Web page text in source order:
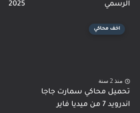
الرسمي
2025
اخف محاكي
منذ 2 سنة
تحميل محاكي سمارت جاجا
اندرويد 7 من ميديا فاير